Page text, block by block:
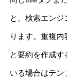
と、検索エン
ります。重複
と要約を作成
いる場合はテン